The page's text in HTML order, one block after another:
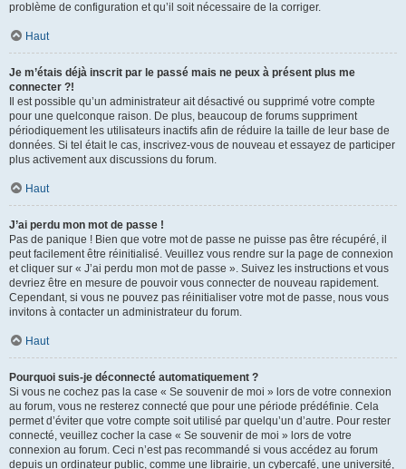
problème de configuration et qu’il soit nécessaire de la corriger.
Haut
Je m’étais déjà inscrit par le passé mais ne peux à présent plus me
connecter ?!
Il est possible qu’un administrateur ait désactivé ou supprimé votre compte
pour une quelconque raison. De plus, beaucoup de forums suppriment
périodiquement les utilisateurs inactifs afin de réduire la taille de leur base de
données. Si tel était le cas, inscrivez-vous de nouveau et essayez de participer
plus activement aux discussions du forum.
Haut
J’ai perdu mon mot de passe !
Pas de panique ! Bien que votre mot de passe ne puisse pas être récupéré, il
peut facilement être réinitialisé. Veuillez vous rendre sur la page de connexion
et cliquer sur « J’ai perdu mon mot de passe ». Suivez les instructions et vous
devriez être en mesure de pouvoir vous connecter de nouveau rapidement.
Cependant, si vous ne pouvez pas réinitialiser votre mot de passe, nous vous
invitons à contacter un administrateur du forum.
Haut
Pourquoi suis-je déconnecté automatiquement ?
Si vous ne cochez pas la case « Se souvenir de moi » lors de votre connexion
au forum, vous ne resterez connecté que pour une période prédéfinie. Cela
permet d’éviter que votre compte soit utilisé par quelqu’un d’autre. Pour rester
connecté, veuillez cocher la case « Se souvenir de moi » lors de votre
connexion au forum. Ceci n’est pas recommandé si vous accédez au forum
depuis un ordinateur public, comme une librairie, un cybercafé, une université,